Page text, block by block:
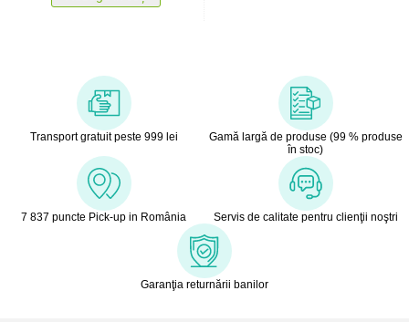
Transport gratuit peste 999 lei
Gamă largă de produse (99 % produse
în stoc)
7 837 puncte Pick-up in România Servis de calitate pentru clienţii noştri
Garanţia returnării banilor